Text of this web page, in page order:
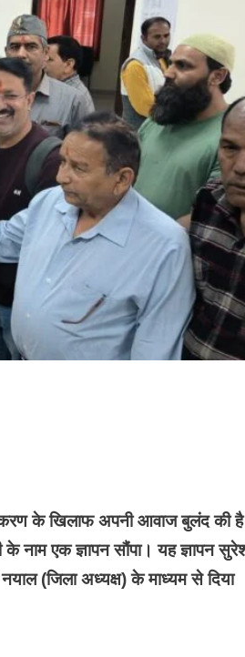
के खिलाफ अपनी आवाज बुलंद की
नाम एक ज्ञापन सौंपा। यह ज्ञापन
(जिला अध्यक्ष) के माध्यम से दिया